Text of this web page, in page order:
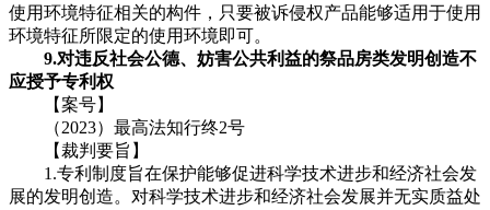
使用环境特征相关的构件，只要被诉侵权产品能够适用于使用
环境特征所限定的使用环境即可。
9.对违反社会公德、妨害公共利益的祭品房类发明创造不
应授予专利权
【案号】
（2023）最高法知行终2号
【裁判要旨】
1.专利制度旨在保护能够促进科学技术进步和经济社会发
展的发明创造。对科学技术进步和经济社会发展并无实质益处